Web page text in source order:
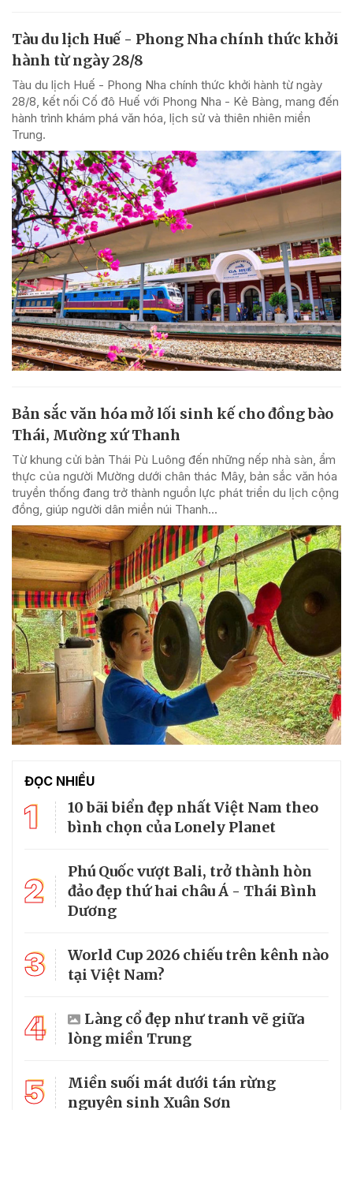
Tàu du lịch Huế - Phong Nha chính thức khởi
hành từ ngày 28/8
Tàu du lịch Huế - Phong Nha chính thức khởi hành từ ngày
28/8, kết nối Cố đô Huế với Phong Nha - Kẻ Bàng, mang đến
hành trình khám phá văn hóa, lịch sử và thiên nhiên miền
Trung.
Bản sắc văn hóa mở lối sinh kế cho đồng bào
Thái, Mường xứ Thanh
Từ khung cửi bản Thái Pù Luông đến những nếp nhà sàn, ẩm
thực của người Mường dưới chân thác Mây, bản sắc văn hóa
truyền thống đang trở thành nguồn lực phát triển du lịch cộng
đồng, giúp người dân miền núi Thanh...
ĐỌC NHIỀU
1
10 bãi biển đẹp nhất Việt Nam theo
bình chọn của Lonely Planet
2
Phú Quốc vượt Bali, trở thành hòn
đảo đẹp thứ hai châu Á - Thái Bình
Dương
3
World Cup 2026 chiếu trên kênh nào
tại Việt Nam?
4
Làng cổ đẹp như tranh vẽ giữa
lòng miền Trung
5
Miền suối mát dưới tán rừng
nguyên sinh Xuân Sơn